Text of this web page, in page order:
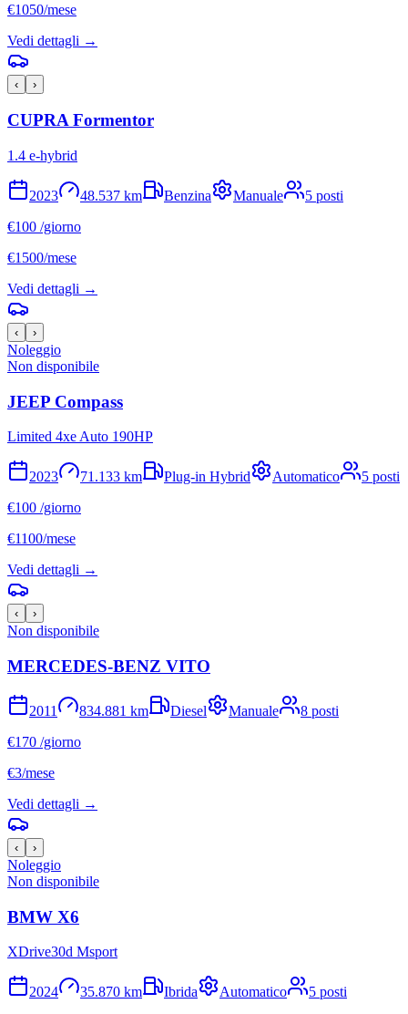
€1050/mese
Vedi dettagli →
‹ ›
CUPRA Formentor
1.4 e-hybrid
2023 48.537 km Benzina Manuale 5 posti
€100 /giorno
€1500/mese
Vedi dettagli →
‹ ›
Noleggio
Non disponibile
JEEP Compass
Limited 4xe Auto 190HP
2023 71.133 km Plug-in Hybrid Automatico 5 posti
€100 /giorno
€1100/mese
Vedi dettagli →
‹ ›
Non disponibile
MERCEDES-BENZ VITO
2011 834.881 km Diesel Manuale 8 posti
€170 /giorno
€3/mese
Vedi dettagli →
‹ ›
Noleggio
Non disponibile
BMW X6
XDrive30d Msport
2024 35.870 km Ibrida Automatico 5 posti